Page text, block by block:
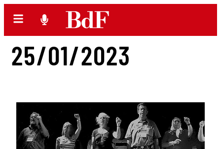
25/01/2023